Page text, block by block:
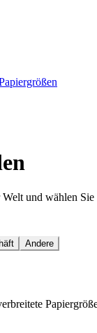
und wählen
Andere